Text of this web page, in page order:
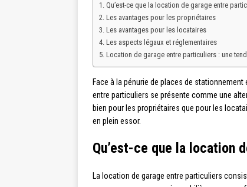
Qu’est-ce que la location de garage entre
Les avantages pour les propriétaires
Les avantages pour les locataires
Les aspects légaux et réglementaires
Location de garage entre particuliers : une
Face à la pénurie de places de
entre particuliers se présente comme une
bien pour les propriétaires que pour les
en plein essor.
Qu’est-ce que la location
La location de garage entre particuliers